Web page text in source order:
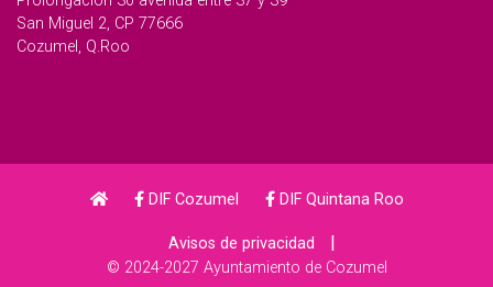
San Miguel 2, CP 77666
Cozumel, Q.Roo
DIF Cozumel DIF Quintana Roo
Avisos de privacidad |
© 2024-2027 Ayuntamiento de Cozumel